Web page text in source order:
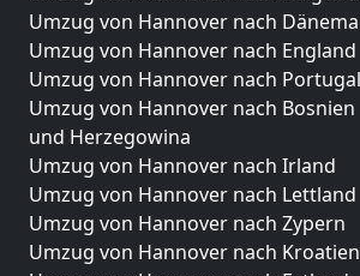
Umzug von Hannover nach
Umzug von Hannover nach England
Umzug von Hannover nach Portugal
Umzug von Hannover nach Bosnien
und Herzegowina
Umzug von Hannover nach Irland
Umzug von Hannover nach Lettland
Umzug von Hannover nach Zypern
Umzug von Hannover nach Kroatien